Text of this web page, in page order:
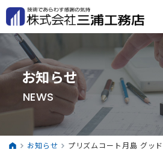
お知らせ
NEWS
お知らせ プリズムコート月島 グッ